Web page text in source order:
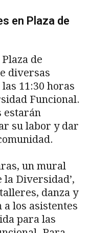
en Plaza de
de
diversas
11:30 horas
Funcional.
estarán
su labor y dar
un mural
la Diversidad’,
danza y
los asistentes
para las